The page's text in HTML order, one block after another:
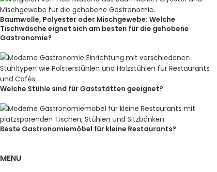
Baumwolle, Polyester oder Mischgewebe: Welche
Tischwäsche eignet sich am besten für die gehobene
Gastronomie?
Welche Stühle sind für Gaststätten geeignet?
Beste Gastronomiemöbel für kleine Restaurants?
MENU